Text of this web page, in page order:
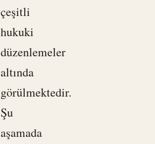
çeşitli
hukuki
düzenlemeler
altında
görülmektedir.
Şu
aşamada